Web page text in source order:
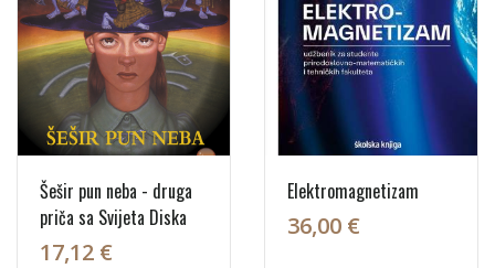
Šešir pun neba - druga
priča sa Svijeta Diska
17,12 €
Elektromagnetizam
36,00 €